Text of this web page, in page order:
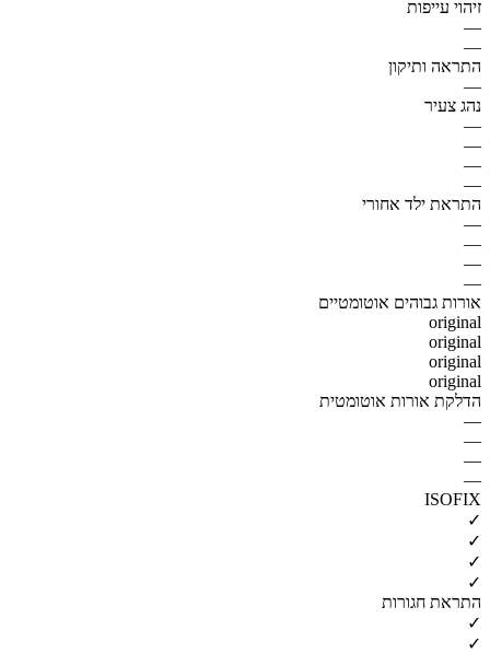
זיהוי עייפות
—
—
התראה ותיקון
—
נהג צעיר
—
—
—
—
התראת ילד אחורי
—
—
—
—
אורות גבוהים אוטומטיים
original
original
original
original
הדלקת אורות אוטומטית
—
—
—
—
ISOFIX
✓
✓
✓
✓
התראת חגורות
✓
✓